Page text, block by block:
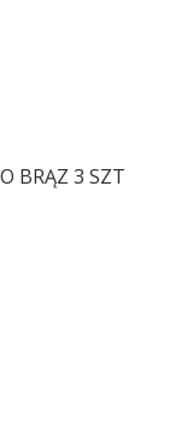
BRĄZ 3 SZT